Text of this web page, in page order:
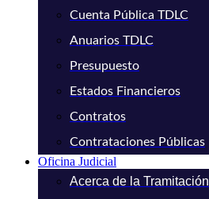
Cuenta Pública TDLC
Anuarios TDLC
Presupuesto
Estados Financieros
Contratos
Contrataciones Públicas
Oficina Judicial
Acerca de la Tramitación